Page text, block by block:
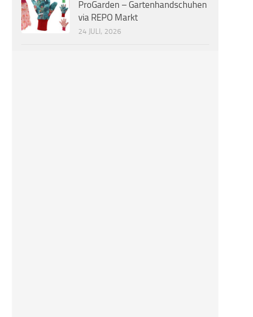
ProGarden – Gartenhandschuhen
via REPO Markt
24 JULI, 2026